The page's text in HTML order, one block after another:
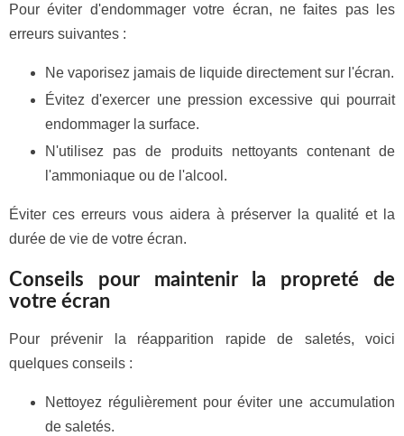
Pour éviter d'endommager votre écran, ne faites pas les
erreurs suivantes :
Ne vaporisez jamais de liquide directement sur l'écran.
Évitez d'exercer une pression excessive qui pourrait
endommager la surface.
N'utilisez pas de produits nettoyants contenant de
l'ammoniaque ou de l'alcool.
Éviter ces erreurs vous aidera à préserver la qualité et la
durée de vie de votre écran.
Conseils pour maintenir la propreté de
votre écran
Pour prévenir la réapparition rapide de saletés, voici
quelques conseils :
Nettoyez régulièrement pour éviter une accumulation
de saletés.